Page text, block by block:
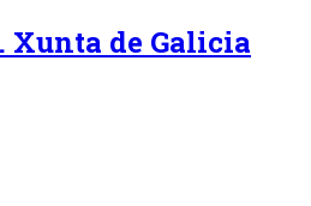
Xunta de Galicia